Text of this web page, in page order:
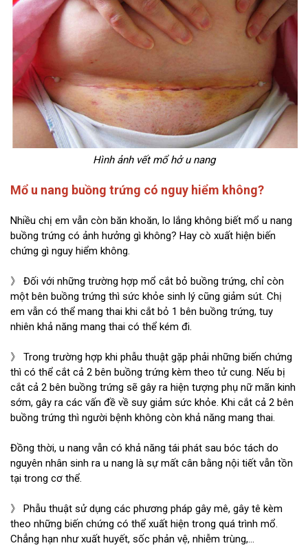
Hình ảnh vết mổ hở u nang
Mổ u nang buồng trứng có nguy hiểm không?
Nhiều chị em vẫn còn băn khoăn, lo lắng không biết mổ u nang
buồng trứng có ảnh hưởng gì không? Hay cò xuất hiện biến
chứng gì nguy hiểm không.
》 Đối với những trường hợp mổ cắt bỏ buồng trứng, chỉ còn
một bên buồng trứng thì sức khỏe sinh lý cũng giảm sút. Chị
em vẫn có thể mang thai khi cắt bỏ 1 bên buồng trứng, tuy
nhiên khả năng mang thai có thể kém đi.
》 Trong trường hợp khi phẫu thuật gặp phải những biến chứng
thì có thể cắt cả 2 bên buồng trứng kèm theo tử cung. Nếu bị
cắt cả 2 bên buồng trứng sẽ gây ra hiện tượng phụ nữ mãn kinh
sớm, gây ra các vấn đề về suy giảm sức khỏe. Khi cắt cả 2 bên
buồng trứng thì người bệnh không còn khả năng mang thai.
Đồng thời, u nang vẫn có khả năng tái phát sau bóc tách do
nguyên nhân sinh ra u nang là sự mất cân bằng nội tiết vẫn tồn
tại trong cơ thể.
》 Phẫu thuật sử dụng các phương pháp gây mê, gây tê kèm
theo những biến chứng có thể xuất hiện trong quá trình mổ.
Chẳng hạn như xuất huyết, sốc phản vệ, nhiễm trùng,…